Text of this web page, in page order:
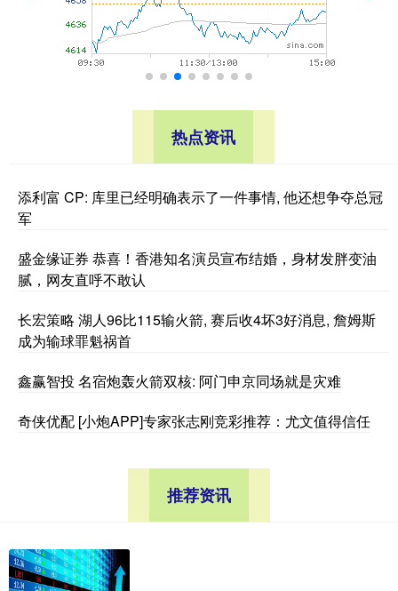
热点资讯
添利富 CP: 库里已经明确表示了一件事情, 他还想争夺总冠
军
盛金缘证券 恭喜！香港知名演员宣布结婚，身材发胖变油
腻，网友直呼不敢认
长宏策略 湖人96比115输火箭, 赛后收4坏3好消息, 詹姆斯
成为输球罪魁祸首
鑫赢智投 名宿炮轰火箭双核: 阿门申京同场就是灾难
奇侠优配 [小炮APP]专家张志刚竞彩推荐：尤文值得信任
推荐资讯